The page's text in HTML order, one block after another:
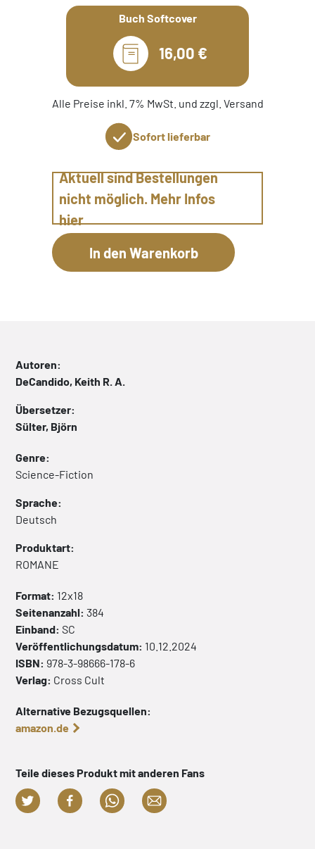
Buch Softcover
16,00 €
Alle Preise inkl. 7% MwSt. und zzgl. Versand
Sofort lieferbar
Aktuell sind Bestellungen
nicht möglich. Mehr Infos
hier
Autoren:
DeCandido, Keith R. A.
Übersetzer:
Sülter, Björn
Genre:
Science-Fiction
Sprache:
Deutsch
Produktart:
ROMANE
Format: 12x18
Seitenanzahl: 384
Einband: SC
Veröffentlichungsdatum: 10.12.2024
ISBN: 978-3-98666-178-6
Verlag: Cross Cult
Alternative Bezugsquellen:
amazon.de
Teile dieses Produkt mit anderen Fans